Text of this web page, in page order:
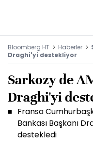
Bloomberg HT Haberler
Draghi'yi destekliyor
Sarkozy de
Draghi'yi
Fransa
Bankası Başkanı
destekledi